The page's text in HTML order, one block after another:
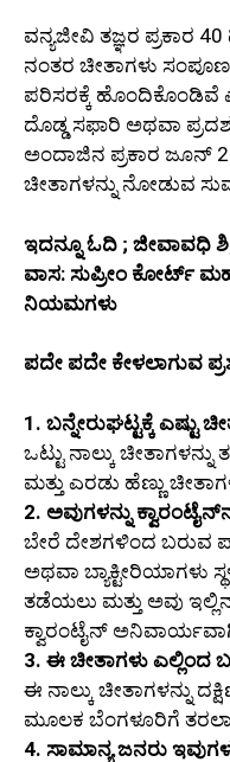
ವನ್ಯಜೀವಿ ತಜ್ಞರ ಪ್ರಕಾರ
ನಂತರ ಚೀತಾಗಳು
ಪರಿಸರಕ್ಕೆ ಹೊಂದಿಕೊಂಡಿವೆ
ದೊಡ್ಡ ಸಫಾರಿ ಅಥವಾ
ಅಂದಾಜಿನ ಪ್ರಕಾರ ಜೂನ್
ಚೀತಾಗಳನ್ನು ನೋಡುವ
ಇದನ್ನೂ ಓದಿ ; ಜೀವಾವಧಿ
ವಾಸ: ಸುಪ್ರೀಂ ಕೋರ್ಟ್
ನಿಯಮಗಳು
ಪದೇ ಪದೇ ಕೇಳಲಾಗುವ
1. ಬನ್ನೇರುಘಟ್ಟಕ್ಕೆ ಎಷ್ಟು
ಒಟ್ಟು ನಾಲ್ಕು
ಮತ್ತು ಎರಡು ಹೆಣ್ಣು
2. ಅವುಗಳನ್ನು
ಬೇರೆ ದೇಶಗಳಿಂದ ಬರುವ
ಅಥವಾ ಬ್ಯಾಕ್ಟೀರಿಯಾಗಳು
ತಡೆಯಲು ಮತ್ತು ಅವು
ಕ್ವಾರಂಟೈನ್
3. ಈ ಚೀತಾಗಳು ಎಲ್ಲಿಂದ
ಈ ನಾಲ್ಕು ಚೀತಾಗಳನ್ನು
ಮೂಲಕ ಬೆಂಗಳೂರಿಗೆ
4. ಸಾಮಾನ್ಯ ಜನರು